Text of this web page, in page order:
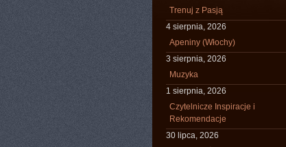
Trenuj z Pasją
4 sierpnia, 2026
Apeniny (Włochy)
3 sierpnia, 2026
Muzyka
1 sierpnia, 2026
Czytelnicze Inspiracje i
Rekomendacje
30 lipca, 2026